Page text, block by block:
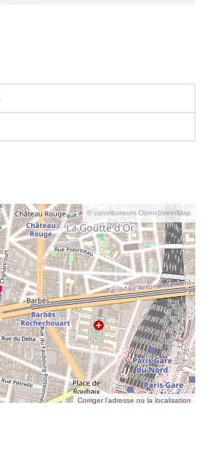
© contributeurs OpenStreetMap
Corriger l’adresse ou la localisation